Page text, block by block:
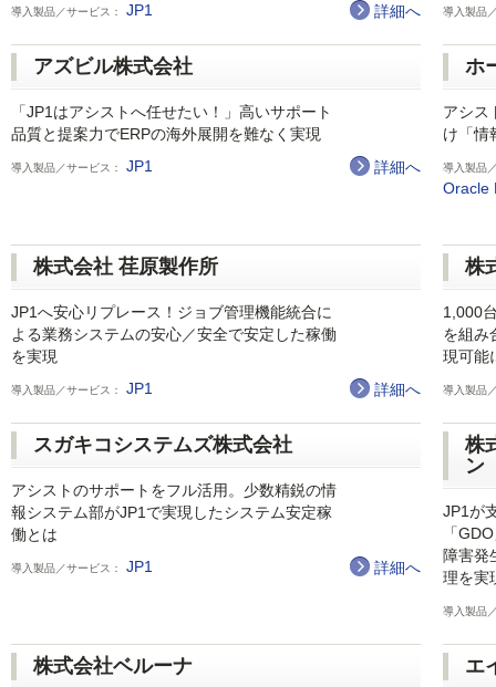
導入製品／サービス： JP1 詳細へ 導入製品
アズビル株式会社
「JP1はアシストへ任せたい！」高いサポート
品質と提案力でERPの海外展開を難なく実現
導入製品／サービス： JP1 詳細へ
ホ
アシス
け「情
導入製品
Oracle
株式会社 荏原製作所
JP1へ安心リプレース！ジョブ管理機能統合に
よる業務システムの安心／安全で安定した稼働
を実現
導入製品／サービス： JP1 詳細へ
株
1,000
を組み
現可能
導入製品
スガキコシステムズ株式会社
アシストのサポートをフル活用。少数精鋭の情
報システム部がJP1で実現したシステム安定稼
働とは
導入製品／サービス： JP1 詳細へ
株
ン
JP1が
「
障害発
理を実
導入製品
株式会社ベルーナ エ